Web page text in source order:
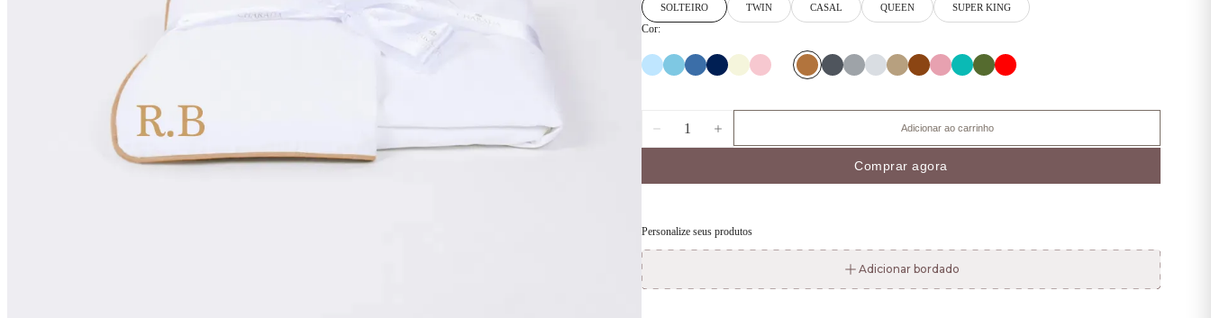
SOLTEIRO TWIN CASAL QUEEN SUPER KING
Cor:
1 Adicionar ao carrinho
Comprar agora
Personalize seus produtos
Adicionar bordado